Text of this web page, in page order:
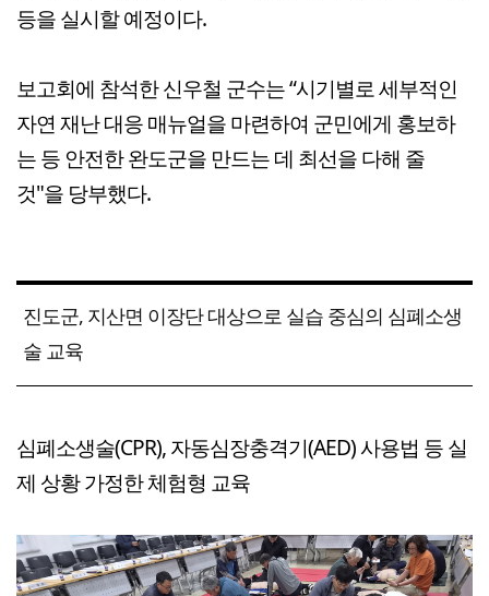
등을 실시할 예정이다.
보고회에 참석한 신우철 군수는 “시기별로 세부적인
자연 재난 대응 매뉴얼을 마련하여 군민에게 홍보하
는 등 안전한 완도군을 만드는 데 최선을 다해 줄
것"을 당부했다.
진도군, 지산면 이장단 대상으로 실습 중심의 심폐소생
술 교육
심폐소생술(CPR), 자동심장충격기(AED) 사용법 등 실
제 상황 가정한 체험형 교육